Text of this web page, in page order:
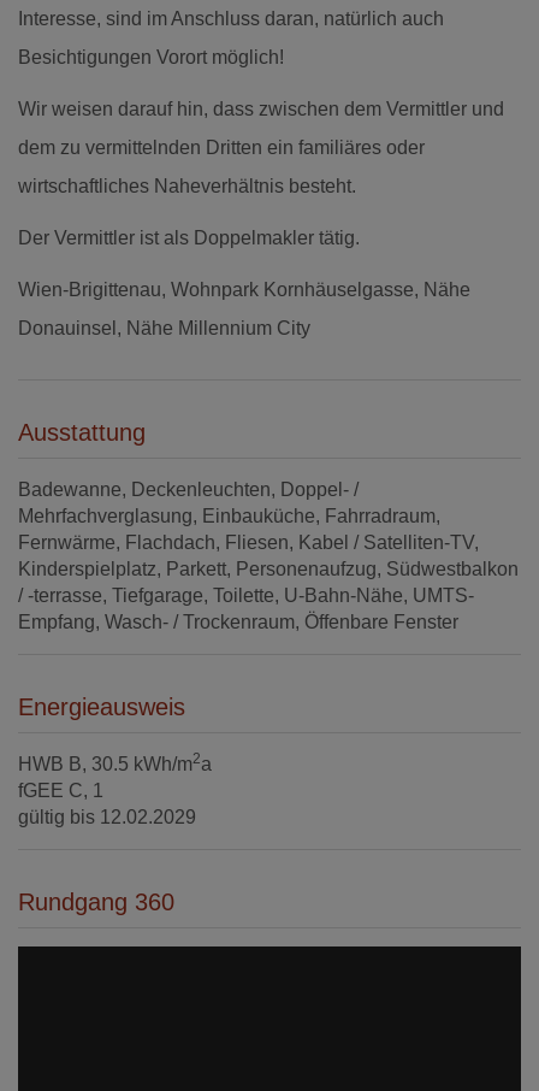
Interesse, sind im Anschluss daran, natürlich auch
Besichtigungen Vorort möglich!
Wir weisen darauf hin, dass zwischen dem Vermittler und
dem zu vermittelnden Dritten ein familiäres oder
wirtschaftliches Naheverhältnis besteht.
Der Vermittler ist als Doppelmakler tätig.
Wien-Brigittenau, Wohnpark Kornhäuselgasse, Nähe
Donauinsel, Nähe Millennium City
Ausstattung
Badewanne Deckenleuchten
Doppel- /
Mehrfachverglasung
Einbauküche
Fahrradraum
Fernwärme
Flachdach Fliesen
Kabel / Satelliten-TV
Kinderspielplatz
Parkett Personenaufzug Südwestbalkon
/ -terrasse Tiefgarage Toilette U-Bahn-Nähe UMTS-
Empfang Wasch- / Trockenraum Öffenbare Fenster
Energieausweis
HWB B, 30.5 kWh/m2a
fGEE C, 1
gültig bis 12.02.2029
Rundgang 360